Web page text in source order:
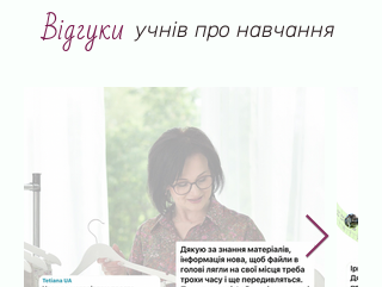
Відгуки учнів про навчання